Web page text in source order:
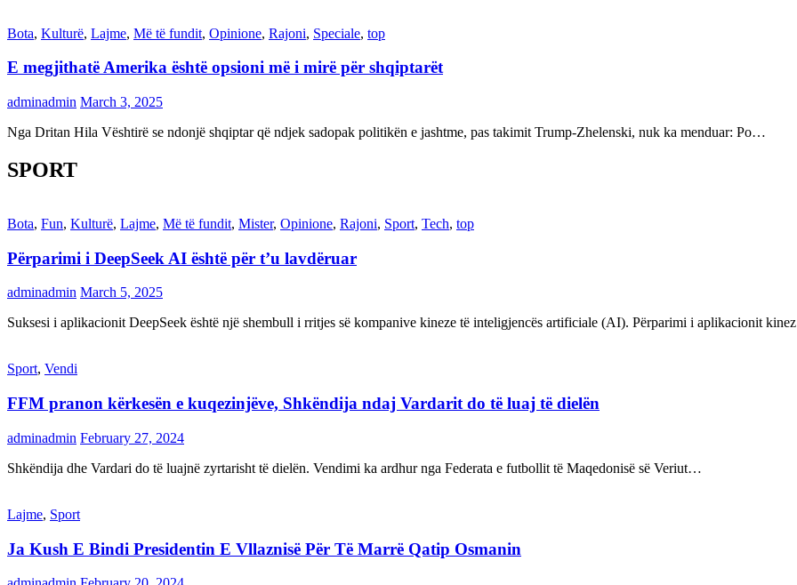
Bota, Kulturë, Lajme, Më të fundit, Opinione, Rajoni, Speciale, top
E megjithatë Amerika është opsioni më i mirë për shqiptarët
adminadmin March 3, 2025
Nga Dritan Hila Vështirë se ndonjë shqiptar që ndjek sadopak politikën e jashtme, pas takimit Trump-Zhelenski, nuk ka menduar: Po…
SPORT
Bota, Fun, Kulturë, Lajme, Më të fundit, Mister, Opinione, Rajoni, Sport, Tech, top
Përparimi i DeepSeek AI është për t’u lavdëruar
adminadmin March 5, 2025
Suksesi i aplikacionit DeepSeek është një shembull i rritjes së kompanive kineze të inteligjencës artificiale (AI). Përparimi i aplikacionit
Sport, Vendi
FFM pranon kërkesën e kuqezinjëve, Shkëndija ndaj Vardarit do të luaj të dielën
adminadmin February 27, 2024
Shkëndija dhe Vardari do të luajnë zyrtarisht të dielën. Vendimi ka ardhur nga Federata e futbollit të Maqedonisë së Veriut…
Lajme, Sport
Ja Kush E Bindi Presidentin E Vllaznisë Për Të Marrë Qatip Osmanin